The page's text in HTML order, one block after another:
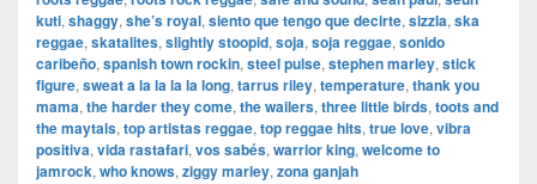
kuti, shaggy, she’s royal, siento que tengo que decirte, sizzla, ska
reggae, skatalites, slightly stoopid, soja, soja reggae, sonido
caribeño, spanish town rockin, steel pulse, stephen marley, stick
figure, sweat a la la la la long, tarrus riley, temperature, thank you
mama, the harder they come, the wailers, three little birds, toots and
the maytals, top artistas reggae, top reggae hits, true love, vibra
positiva, vida rastafari, vos sabés, warrior king, welcome to
jamrock, who knows, ziggy marley, zona ganjah